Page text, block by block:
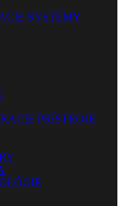
SYSTÉMY
PRÍSTROJE